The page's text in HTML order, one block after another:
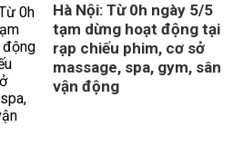
Hà Nội: Từ 0h ngày 5/5
tạm dừng hoạt động tại
rạp chiếu phim, cơ sở
massage, spa, gym, sân
vận động